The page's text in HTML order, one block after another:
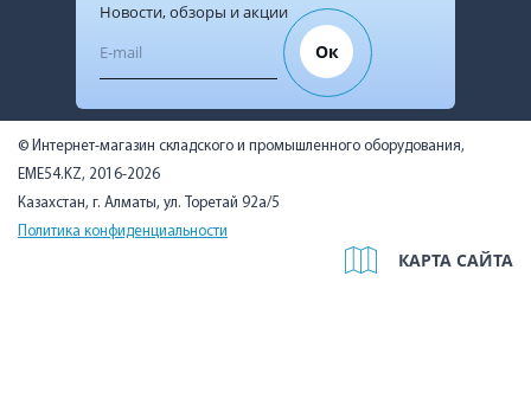
Новости, обзоры и акции
Ок
© Интернет-магазин складского и промышленного оборудования,
EME54.KZ, 2016-2026
Казахстан, г. Алматы, ул. Торетай 92а/5
Политика конфиденциальности
КАРТА САЙТА